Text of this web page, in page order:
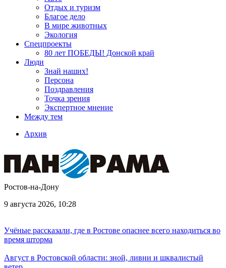
Отдых и туризм
Благое дело
В мире животных
Экология
Спецпроекты
80 лет ПОБЕДЫ! Донской край
Люди
Знай наших!
Персона
Поздравления
Точка зрения
Экспертное мнение
Между тем
Архив
Ростов-на-Дону
9 августа 2026, 10:28
Учёные рассказали, где в Ростове опаснее всего находиться во
время шторма
Август в Ростовской области: зной, ливни и шквалистый